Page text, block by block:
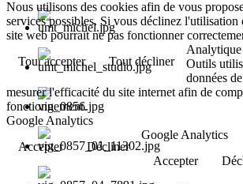
Nous utilisons des cookies afin de vous
services possibles. Si vous déclinez l'utilisation
site web pourrait ne pas fonctionner
Tout accepter
Tout décliner
Analytique
Outils
données
mesurer l'efficacité du site internet afin de
fonctionnement.
Google Analytics
Accepter
Décliner
Google Analytics
Accepter